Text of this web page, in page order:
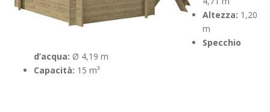
Altezza: 1,20
m
Specchio
d’acqua: Ø 4,19 m
Capacità: 15 m³